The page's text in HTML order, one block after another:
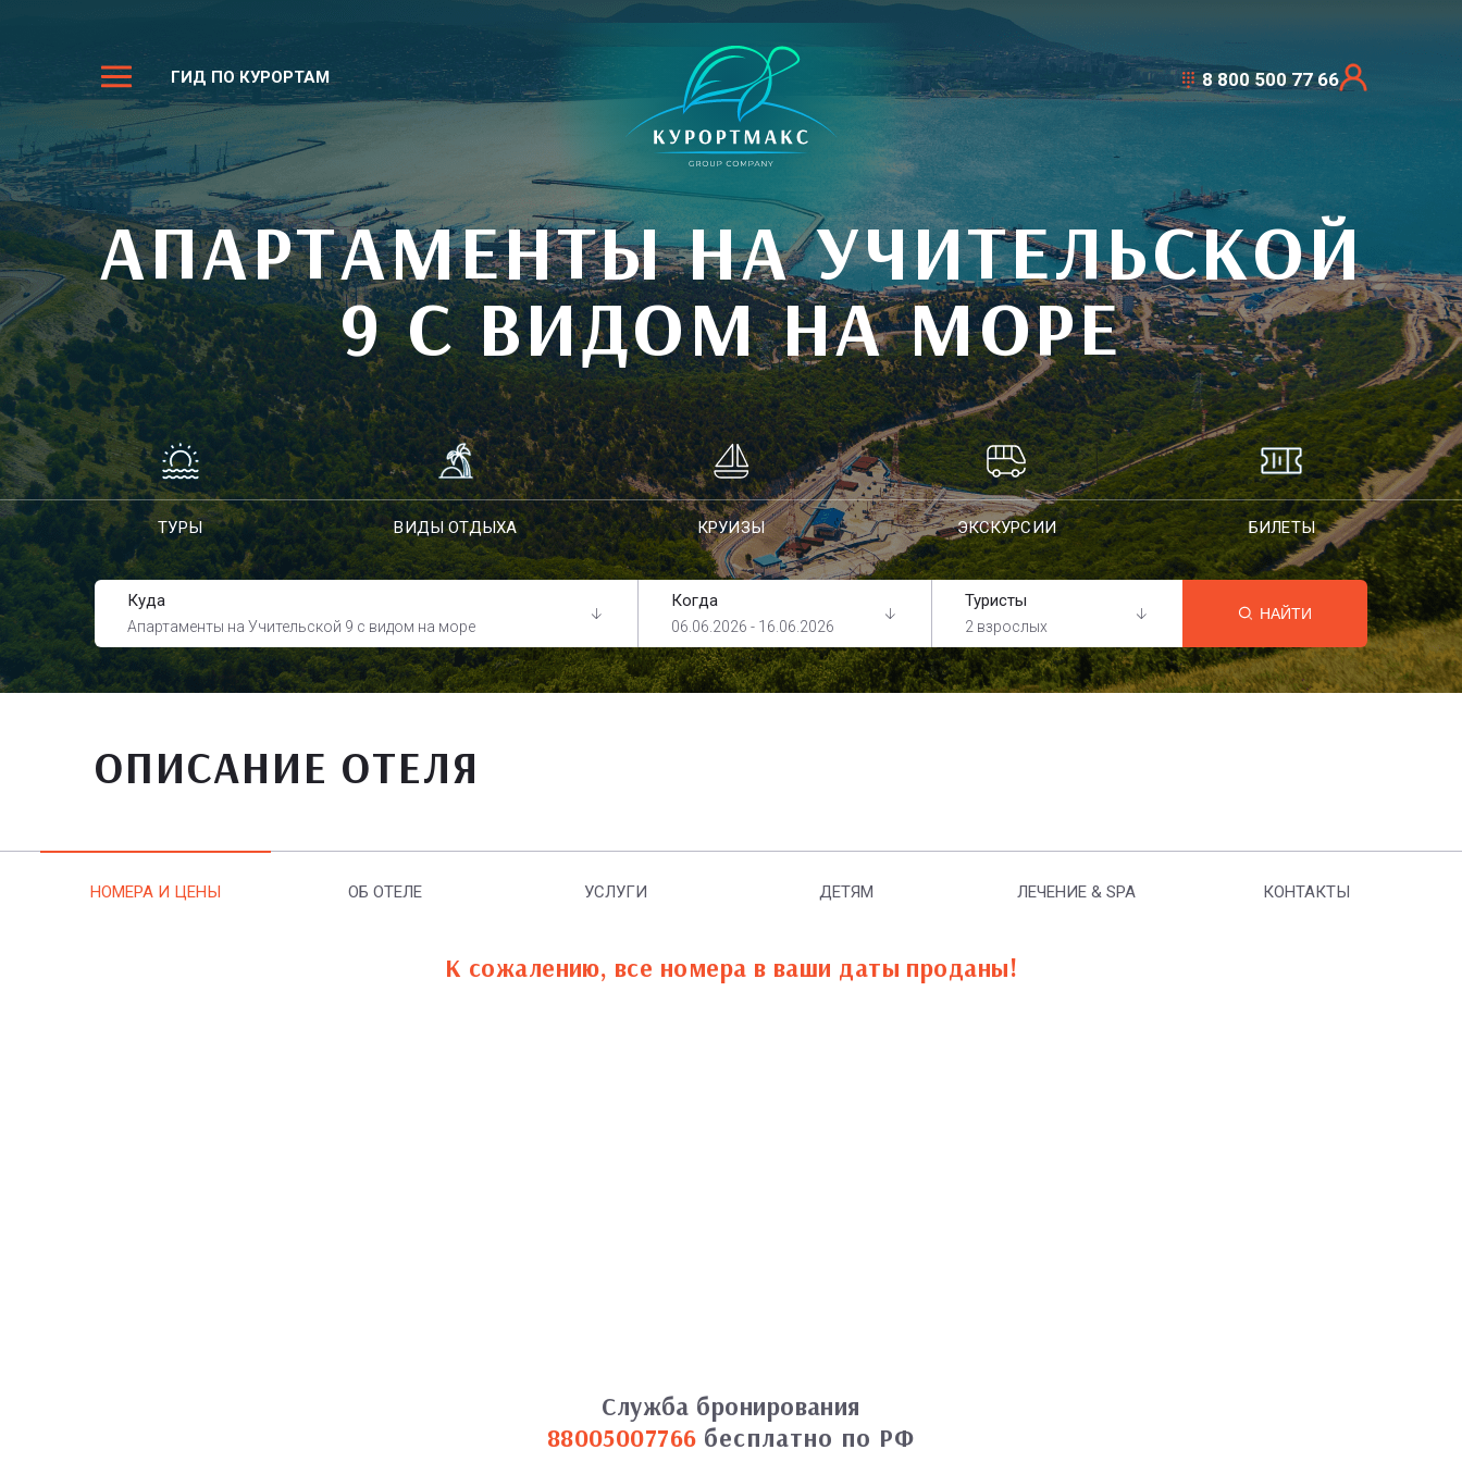
ГИД ПО КУРОРТАМ 8 800 500 77 66
АПАРТАМЕНТЫ НА УЧИТЕЛЬСКОЙ
9 С ВИДОМ НА МОРЕ
ТУРЫ ВИДЫ ОТДЫХА КРУИЗЫ ЭКСКУРСИИ БИЛЕТЫ
Куда
Апартаменты на Учительской 9 с видом на море
Когда
06.06.2026 - 16.06.2026
Туристы
2 взрослых
НАЙТИ
ОПИСАНИЕ ОТЕЛЯ
НОМЕРА И ЦЕНЫ ОБ ОТЕЛЕ УСЛУГИ ДЕТЯМ ЛЕЧЕНИЕ & SPA КОНТАКТЫ
К сожалению, все номера в ваши даты проданы!
Служба бронирования
88005007766 бесплатно по РФ